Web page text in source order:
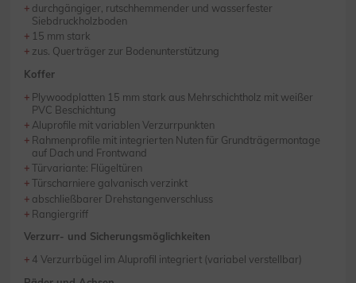
durchgängiger, rutschhemmender und wasserfester
Siebdruckholzboden
15 mm stark
zus. Querträger zur Bodenunterstützung
Koffer
Plywoodplatten 15 mm stark aus Mehrschichtholz mit weißer
PVC Beschichtung
Aluprofile mit variablen Verzurrpunkten
Rahmenprofile mit integrierten Nuten für Grundträgermontage
auf Dach und Frontwand
Türvariante: Flügeltüren
Türscharniere galvanisch verzinkt
abschließbarer Drehstangenverschluss
Rangiergriff
Verzurr- und Sicherungsmöglichkeiten
4 Verzurrbügel im Aluprofil integriert (variabel verstellbar)